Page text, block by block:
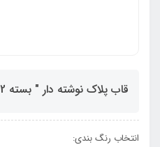
قاب پلاک نوشته دار " بسته 2 عددی "
انتخاب رنگ بندی: